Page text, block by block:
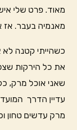
מאוד. פרט שלי
מאנמיה בעבר. אז
כשהייתי קטנה
את כל הירקות
שאני אוכל מרק,
עדיין הדרך
מרק עדשים טחון